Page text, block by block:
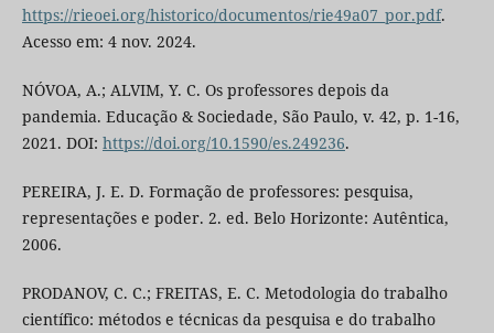
https://rieoei.org/historico/documentos/rie49a07_por.pdf.
Acesso em: 4 nov. 2024.
NÓVOA, A.; ALVIM, Y. C. Os professores depois da
pandemia. Educação & Sociedade, São Paulo, v. 42, p. 1-16,
2021. DOI: https://doi.org/10.1590/es.249236.
PEREIRA, J. E. D. Formação de professores: pesquisa,
representações e poder. 2. ed. Belo Horizonte: Autêntica,
2006.
PRODANOV, C. C.; FREITAS, E. C. Metodologia do trabalho
científico: métodos e técnicas da pesquisa e do trabalho